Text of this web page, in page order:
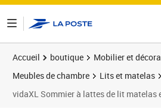
Accueil boutique
Mobilier et
Meubles de chambre
Lits et matelas
vidaXL Sommier à lattes de lit matelas